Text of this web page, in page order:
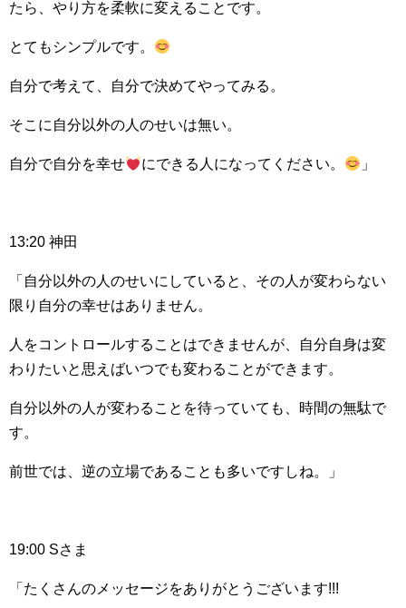
たら、やり方を柔軟に変えることです。
とてもシンプルです。
自分で考えて、自分で決めてやってみる。
そこに自分以外の人のせいは無い。
自分で自分を幸せ にできる人になってください。 」
13:20 神田
「自分以外の人のせいにしていると、その人が変わらない
限り自分の幸せはありません。
人をコントロールすることはできませんが、自分自身は変
わりたいと思えばいつでも変わることができます。
自分以外の人が変わることを待っていても、時間の無駄で
す。
前世では、逆の立場であることも多いですしね。」
19:00 Sさま
「たくさんのメッセージをありがとうございます!!!